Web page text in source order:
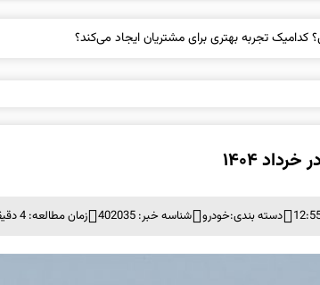
دسته بندی:خودرو شناسه خبر: 402035 زمان مطالعه: 4 دقیقه